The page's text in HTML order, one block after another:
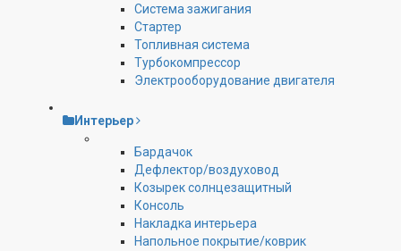
Система зажигания
Стартер
Топливная система
Турбокомпрессор
Электрооборудование двигателя
Интерьер
Бардачок
Дефлектор/воздуховод
Козырек солнцезащитный
Консоль
Накладка интерьера
Напольное покрытие/коврик